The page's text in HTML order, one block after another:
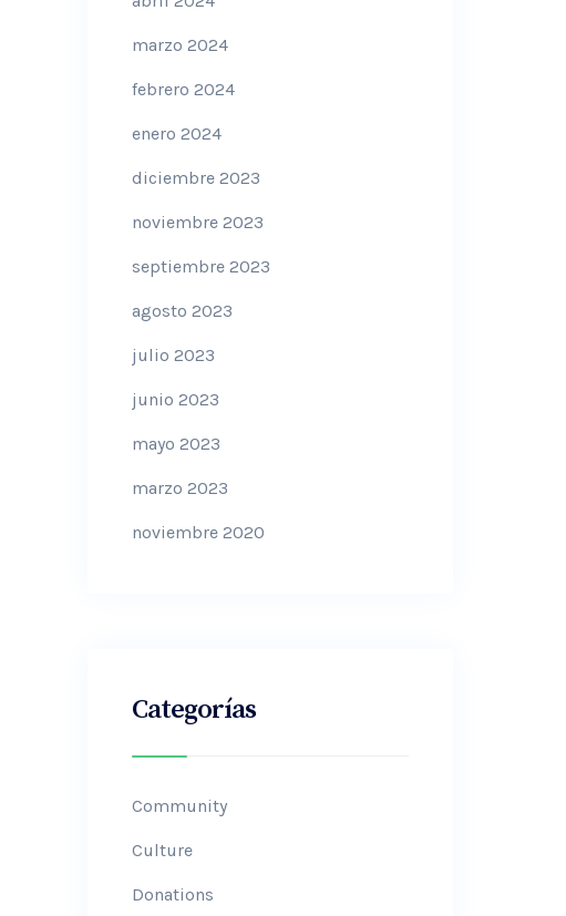
marzo 2024
febrero 2024
enero 2024
diciembre 2023
noviembre 2023
septiembre 2023
agosto 2023
julio 2023
junio 2023
mayo 2023
marzo 2023
noviembre 2020
Categorías
Community
Culture
Donations